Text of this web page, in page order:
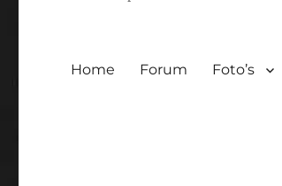
Home Forum Foto’s